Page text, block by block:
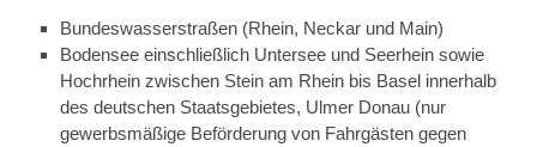
Bundeswasserstraßen (Rhein, Neckar und Main)
Bodensee einschließlich Untersee und Seerhein sowie
Hochrhein zwischen Stein am Rhein bis Basel innerhalb
des deutschen Staatsgebietes, Ulmer Donau (nur
gewerbsmäßige Beförderung von Fahrgästen gegen